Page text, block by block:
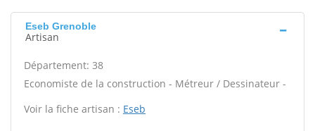
Eseb Grenoble
Artisan
Département: 38
Economiste de la construction - Métreur / Dessinateur -
Voir la fiche artisan : Eseb